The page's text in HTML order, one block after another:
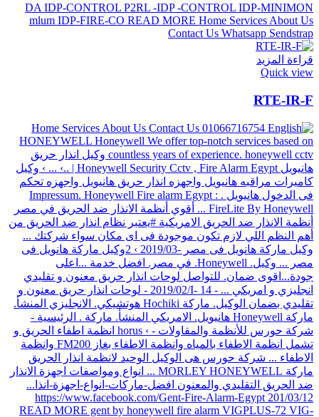
قراءة المزيد
Quick view
RTE-IR-F